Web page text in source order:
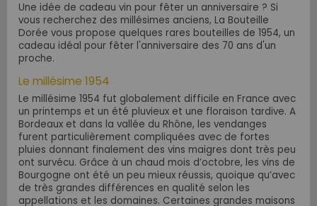
Une idée de cadeau vin pour fêter un anniversaire ? Si
vous recherchez des millésimes anciens, La Bouteille
Dorée vous propose quelques rares bouteilles de 1954, un
cadeau idéal pour fêter l'anniversaire des 70 ans d'un
proche.
Le millésime 1954
Le millésime 1954 fut globalement difficile en France avec
un printemps et un été pluvieux et une floraison tardive. A
Bordeaux et dans la vallée du Rhône, les vendanges
furent particulièrement compliquées avec de fortes
pluies donnant finalement des vins maigres dont très peu
ont survécu. Grâce à un chaud mois d’octobre, les vins de
Bourgogne ont été un peu mieux réussis, quoique qu’avec
de très grandes différences en qualité selon les
appellations et les domaines. Certaines grandes maisons